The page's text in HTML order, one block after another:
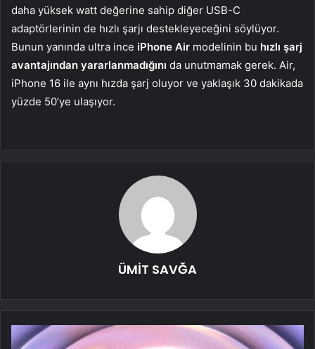
daha yüksek watt değerine sahip diğer USB-C
adaptörlerinin de hızlı şarjı destekleyeceğini söylüyor.
Bunun yanında ultra ince iPhone Air modelinin bu hızlı şarj
avantajından yararlanmadığını da unutmamak gerek. Air,
iPhone 16 ile aynı hızda şarj oluyor ve yaklaşık 30 dakikada
yüzde 50’ye ulaşıyor.
ÜMİT SAVĞA